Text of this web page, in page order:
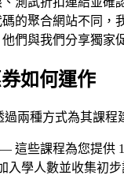
的聚合網站不同，
們與我們分享獨家
如何運作
過兩種方式為其課程
這些課程為您提供
入學人數並收集初